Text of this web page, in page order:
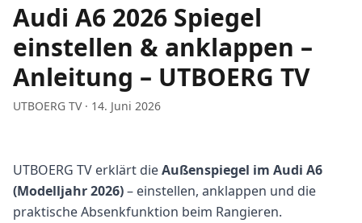
Audi A6 2026 Spiegel
einstellen & anklappen –
Anleitung – UTBOERG TV
UTBOERG TV · 14. Juni 2026
UTBOERG TV erklärt dieAußenspiegel im Audi A6
(Modelljahr 2026)– einstellen, anklappen und die
praktische Absenkfunktion beim Rangieren.